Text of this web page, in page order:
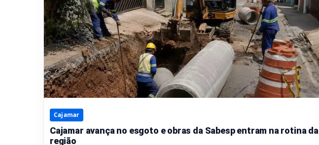
Cajamar
Cajamar avança no esgoto e obras da Sabesp entram na rotina da
região